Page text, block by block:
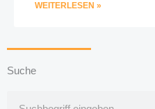
WEITERLESEN »
Suche